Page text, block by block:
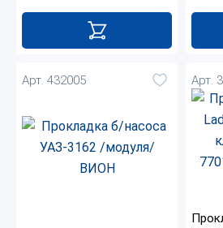
Арт. 432005 Арт.